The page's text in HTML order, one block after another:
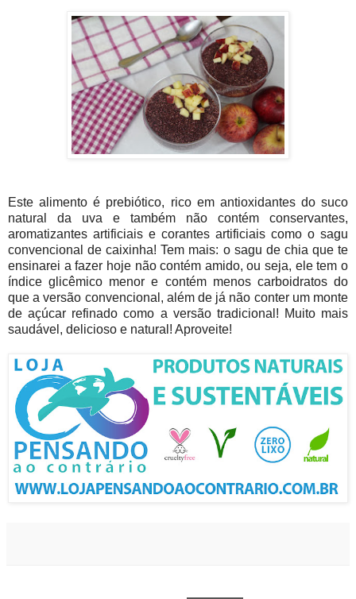
Este alimento é prebiótico, rico em antioxidantes do suco
natural da uva e também não contém conservantes,
aromatizantes artificiais e corantes artificiais como o sagu
convencional de caixinha! Tem mais: o sagu de chia que te
ensinarei a fazer hoje não contém amido, ou seja, ele tem o
índice glicêmico menor e contém menos carboidratos do
que a versão convencional, além de já não conter um monte
de açúcar refinado como a versão tradicional! Muito mais
saudável, delicioso e natural! Aproveite!